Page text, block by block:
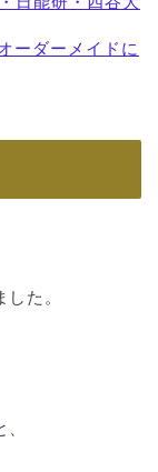
ーダーメイドに
た。